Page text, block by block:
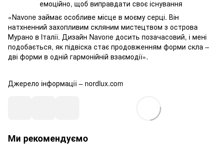
«Navone займає особливе місце в моєму серці. Він
натхненний захопливим скляним мистецтвом з острова
Мурано в Італії. Дизайн Navone досить позачасовий, і мені
подобається, як підвіска стає продовженням форми скла –
дві форми в одній гармонійній взаємодії».
Джерело інформації – nordlux.com
Ми рекомендуємо